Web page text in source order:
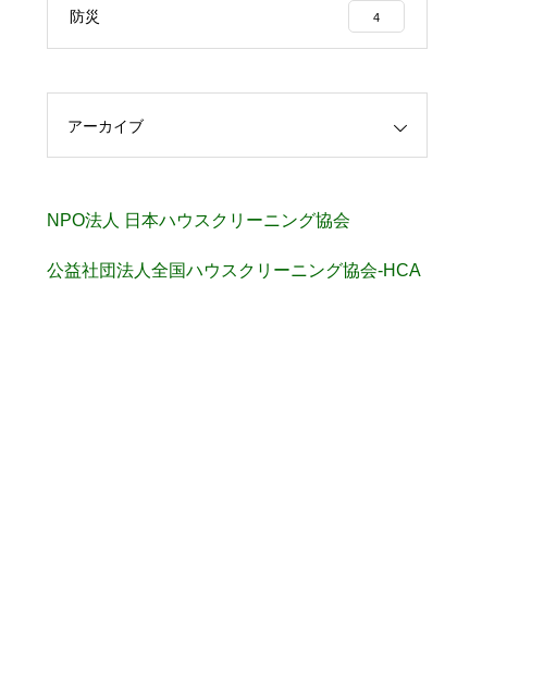
防災 4
アーカイブ
NPO法人 日本ハウスクリーニング協会
公益社団法人全国ハウスクリーニング協会-HCA